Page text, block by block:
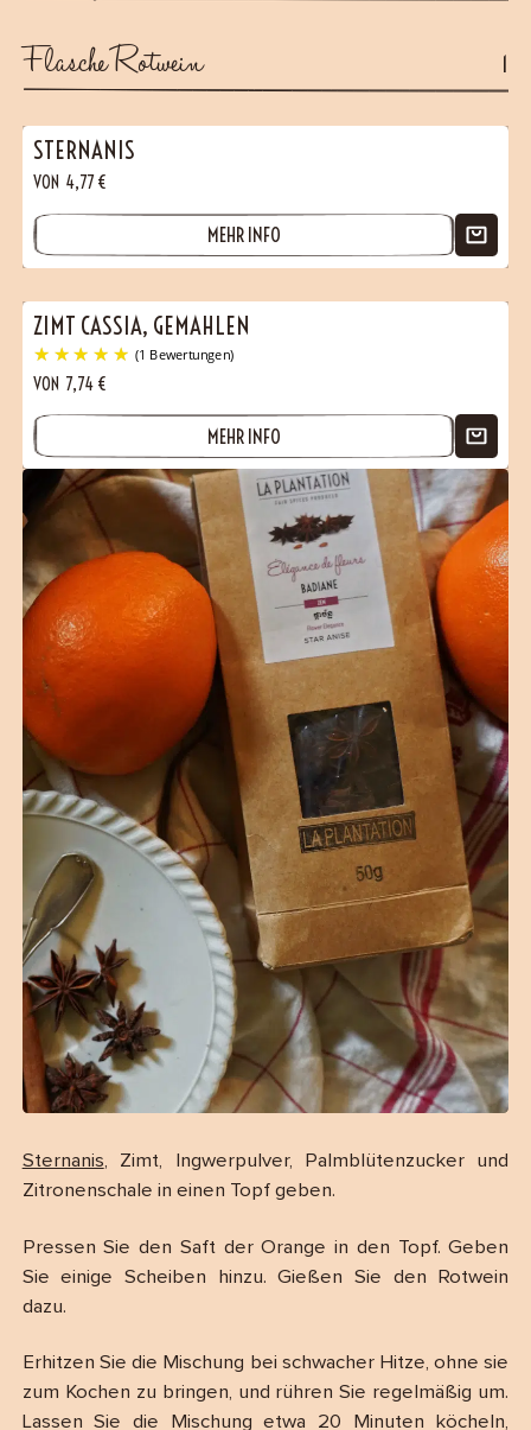
Flasche Rotwein 1
STERNANIS
VON 4,77€
MEHR INFO
ZIMT CASSIA, GEMAHLEN
(1 Bewertungen)
VON 7,74 €
MEHR INFO
Sternanis, Zimt, Ingwerpulver, Palmblütenzucker und
Zitronenschale in einen Topf geben.
Pressen Sie den Saft der Orange in den Topf. Geben
Sie einige Scheiben hinzu. Gießen Sie den Rotwein
dazu.
Erhitzen Sie die Mischung bei schwacher Hitze, ohne sie
zum Kochen zu bringen, und rühren Sie regelmäßig um.
Lassen Sie die Mischung etwa 20 Minuten köcheln,